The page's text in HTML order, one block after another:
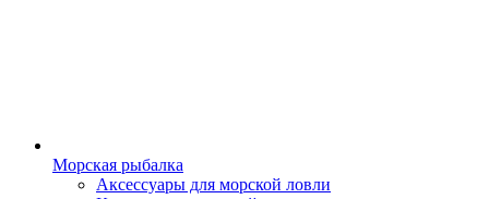
Морская рыбалка
Аксессуары для морской ловли